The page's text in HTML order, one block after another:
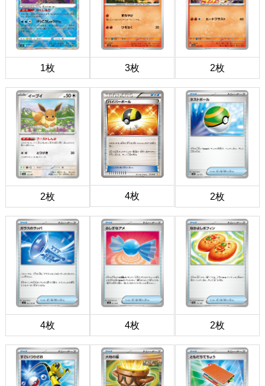
1枚 3枚 2枚
2枚 4枚 2枚
4枚 4枚 2枚